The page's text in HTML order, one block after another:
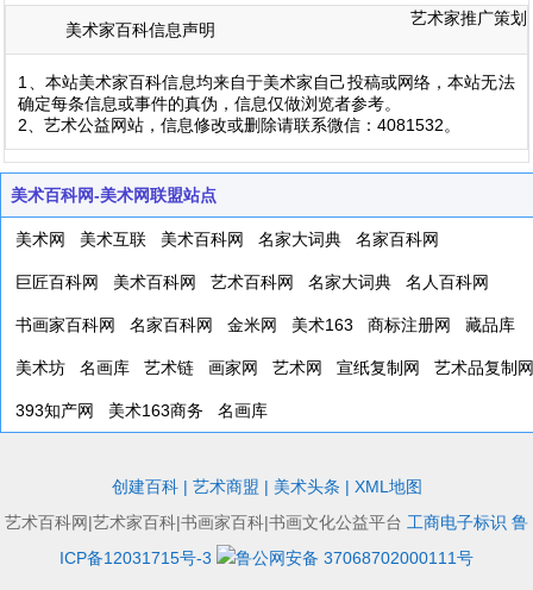
美术家百科信息声明
艺术家推广策划
1、本站美术家百科信息均来自于美术家自己投稿或网络，本站无法
确定每条信息或事件的真伪，信息仅做浏览者参考。
2、艺术公益网站，信息修改或删除请联系微信：4081532。
美术百科网-美术网联盟站点
美术网 美术互联 美术百科网 名家大词典 名家百科网
巨匠百科网 美术百科网 艺术百科网 名家大词典 名人百科网
书画家百科网 名家百科网 金米网 美术163 商标注册网 藏品库
美术坊 名画库 艺术链 画家网 艺术网 宣纸复制网 艺术品复制网
393知产网 美术163商务 名画库
创建百科| 艺术商盟 | 美术头条 | XML地图
艺术百科网|艺术家百科|书画家百科|书画文化公益平台 工商电子标识 鲁
ICP备12031715号-3
鲁公网安备 37068702000111号